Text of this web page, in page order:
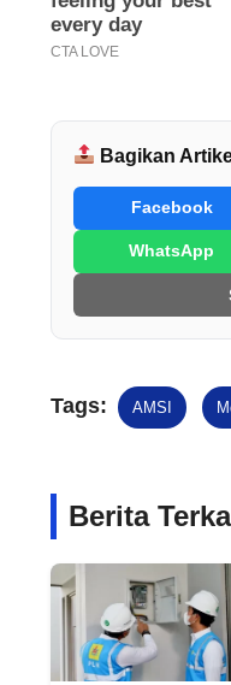
Bagikan
Facebook
WhatsApp
Tags: AMSI
Berita